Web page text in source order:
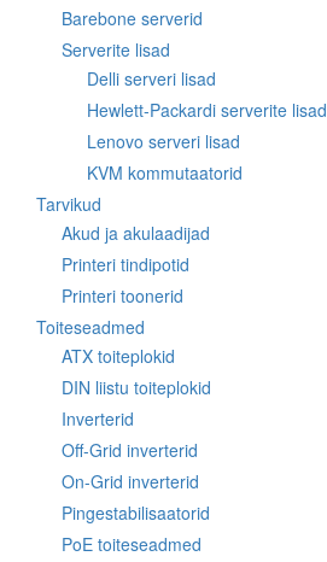
Barebone serverid
Serverite lisad
Delli serveri lisad
Hewlett-Packardi serverite lisad
Lenovo serveri lisad
KVM kommutaatorid
Tarvikud
Akud ja akulaadijad
Printeri tindipotid
Printeri toonerid
Toiteseadmed
ATX toiteplokid
DIN liistu toiteplokid
Inverterid
Off-Grid inverterid
On-Grid inverterid
Pingestabilisaatorid
PoE toiteseadmed